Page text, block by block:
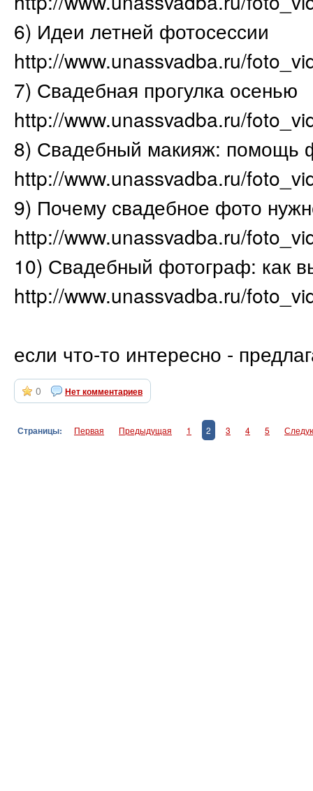
6) Идеи летней фотосессии
http://www.unassvadba.ru/
7) Свадебная прогулка осенью
http://www.unassvadba.ru/
8) Свадебный макияж: помощь
http://www.unassvadba.ru/
9) Почему свадебное фото
http://www.unassvadba.ru/
10) Свадебный фотограф: как
http://www.unassvadba.ru/
если что-то интересно -
0 Нет комментариев
Страницы: Первая Предыдущая 1 2 3 4 5